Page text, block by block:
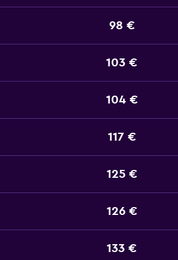
98 €
103 €
104 €
117 €
125 €
126 €
133 €